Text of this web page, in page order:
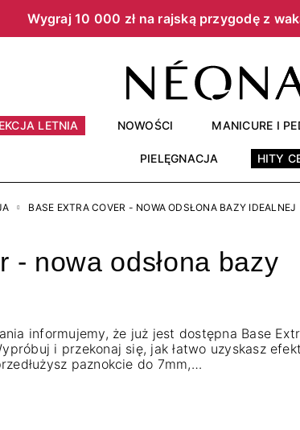
Wygraj 10 000 zł na rajską przygodę z
LETNIA NOWOŚCI MANICURE I
PIELĘGNACJA HITY
BASE EXTRA COVER - NOWA ODSŁONA BAZY IDEALNEJ
- nowa odsłona bazy
informujemy, że już jest dostępna Base
i przekonaj się, jak łatwo uzyskasz
paznokcie do 7mm,…